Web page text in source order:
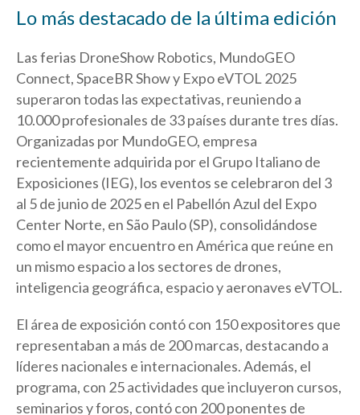
Lo más destacado de la última edición
Las ferias DroneShow Robotics, MundoGEO
Connect, SpaceBR Show y Expo eVTOL 2025
superaron todas las expectativas, reuniendo a
10.000 profesionales de 33 países durante tres días.
Organizadas por MundoGEO, empresa
recientemente adquirida por el Grupo Italiano de
Exposiciones (IEG), los eventos se celebraron del 3
al 5 de junio de 2025 en el Pabellón Azul del Expo
Center Norte, en São Paulo (SP), consolidándose
como el mayor encuentro en América que reúne en
un mismo espacio a los sectores de drones,
inteligencia geográfica, espacio y aeronaves eVTOL.
El área de exposición contó con 150 expositores que
representaban a más de 200 marcas, destacando a
líderes nacionales e internacionales. Además, el
programa, con 25 actividades que incluyeron cursos,
seminarios y foros, contó con 200 ponentes de